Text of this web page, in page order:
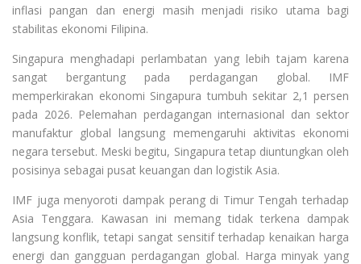
inflasi pangan dan energi masih menjadi risiko utama bagi
stabilitas ekonomi Filipina.
Singapura menghadapi perlambatan yang lebih tajam karena
sangat bergantung pada perdagangan global. IMF
memperkirakan ekonomi Singapura tumbuh sekitar 2,1 persen
pada 2026. Pelemahan perdagangan internasional dan sektor
manufaktur global langsung memengaruhi aktivitas ekonomi
negara tersebut. Meski begitu, Singapura tetap diuntungkan oleh
posisinya sebagai pusat keuangan dan logistik Asia.
IMF juga menyoroti dampak perang di Timur Tengah terhadap
Asia Tenggara. Kawasan ini memang tidak terkena dampak
langsung konflik, tetapi sangat sensitif terhadap kenaikan harga
energi dan gangguan perdagangan global. Harga minyak yang